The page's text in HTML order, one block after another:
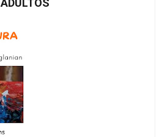
ADULTOS